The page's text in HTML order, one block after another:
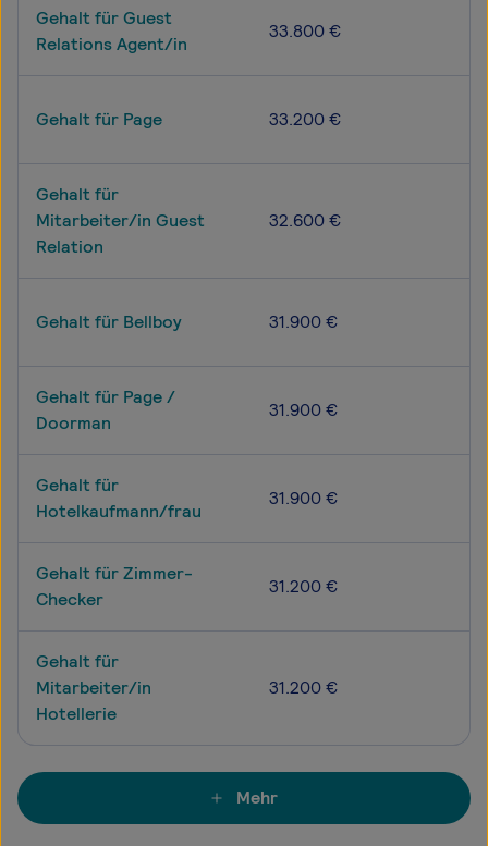
Gehalt für Guest
Relations Agent/in
33.800 €
Gehalt für Page 33.200 €
Gehalt für
Mitarbeiter/in Guest
Relation
32.600 €
Gehalt für Bellboy 31.900 €
Gehalt für Page /
Doorman
31.900 €
Gehalt für
Hotelkaufmann/frau
31.900 €
Gehalt für Zimmer-
Checker
31.200 €
Gehalt für
Mitarbeiter/in
Hotellerie
31.200 €
Mehr